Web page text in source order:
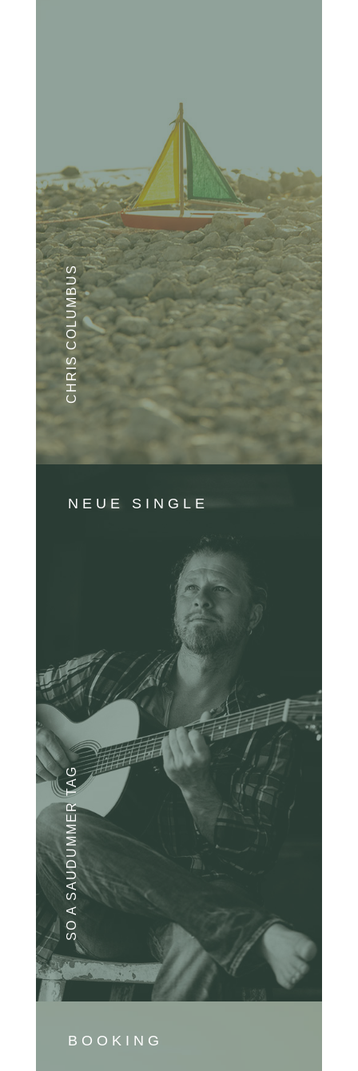
CHRIS COLUMBUS
NEUE SINGLE
SO A SAUDUMMER TAG
BOOKING